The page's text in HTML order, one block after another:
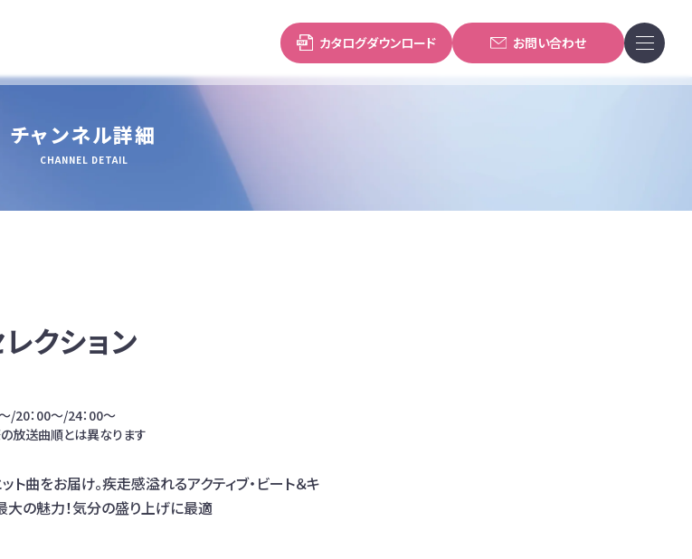
カタログダウンロード お問い合わせ
チャンネル詳細
CHANNEL DETAIL
クション
/20：00～/24：00～
放送曲順とは異なります
曲をお届け。疾走感溢れるアクティブ・ビート＆キ
大の魅力！気分の盛り上げに最適